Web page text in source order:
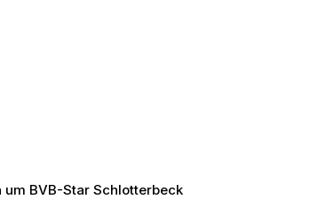
um BVB-Star Schlotterbeck